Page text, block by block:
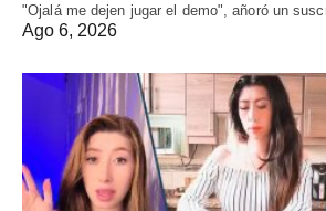
"Ojalá me dejen jugar el demo", añoró un
Ago 6, 2026